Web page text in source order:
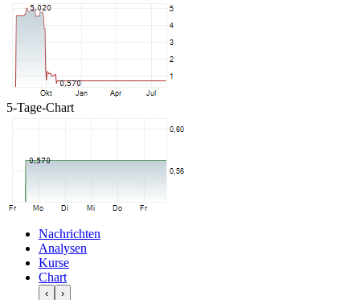
5-Tage-Chart
Nachrichten
Analysen
Kurse
Chart
‹ ›